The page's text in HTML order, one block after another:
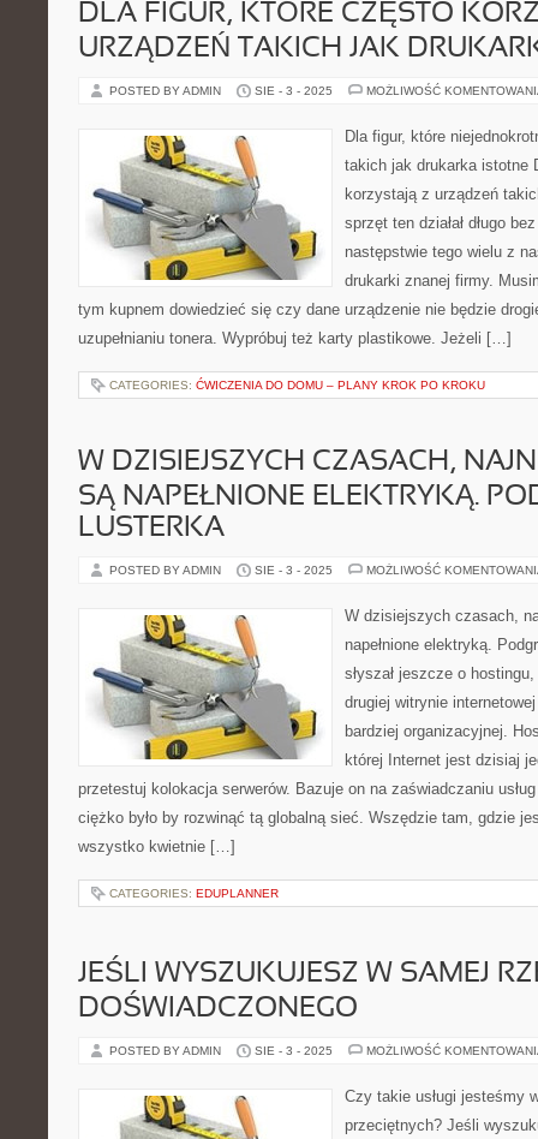
DLA FIGUR, KTÓRE CZĘSTO
URZĄDZEŃ TAKICH JAK
POSTED BY ADMIN SIE - 3 - 2025 MOŻLIWOŚĆ
Dla figur, które
takich jak drukarka istotne
korzystają z urządzeń
sprzęt ten działał długo
następstwie tego wielu z
drukarki znanej firmy.
tym kupnem dowiedzieć się czy dane urządzenie nie będzie
uzupełnianiu tonera. Wypróbuj też karty plastikowe. Jeżeli […]
CATEGORIES: ĆWICZENIA DO DOMU – PLANY KROK PO KROKU
W DZISIEJSZYCH CZASACH,
SĄ NAPEŁNIONE ELEKTRYKĄ.
LUSTERKA
POSTED BY ADMIN SIE - 3 - 2025 MOŻLIWOŚĆ
W dzisiejszych czasach,
napełnione elektryką.
słyszał jeszcze o
drugiej witrynie
bardziej organizacyjnej.
której Internet jest dzisiaj
przetestuj kolokacja serwerów. Bazuje on na zaświadczaniu
ciężko było by rozwinąć tą globalną sieć. Wszędzie tam, gdzie
wszystko kwietnie […]
CATEGORIES: EDUPLANNER
JEŚLI WYSZUKUJESZ W SAMEJ
DOŚWIADCZONEGO
POSTED BY ADMIN SIE - 3 - 2025 MOŻLIWOŚĆ
Czy takie usługi jesteśmy
przeciętnych? Jeśli